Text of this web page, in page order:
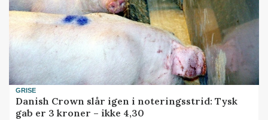
GRISE
Danish Crown slår igen i noteringsstrid: Tysk
gab er 3 kroner – ikke 4,30